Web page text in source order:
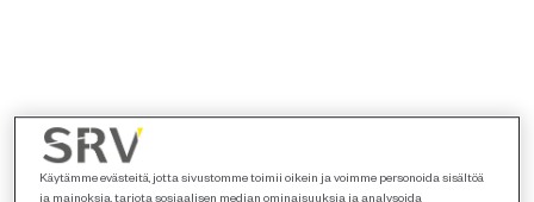
Käytämme evästeitä, jotta sivustomme toimii oikein ja voimme personoida sisältöä
ja mainoksia, tarjota sosiaalisen median ominaisuuksia ja analysoida